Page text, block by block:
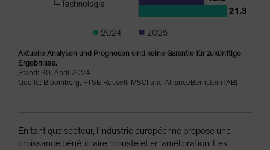
Aktuelle Analysen und Prognosen sind keine Garantie für zukünftige
Ergebnisse.
Stand: 30. April 2024
Quelle: Bloomberg, FTSE Russell, MSCI und AllianceBernstein (AB)
En tant que secteur, l’industrie européenne propose une
croissance bénéficiaire robuste et en amélioration. Les